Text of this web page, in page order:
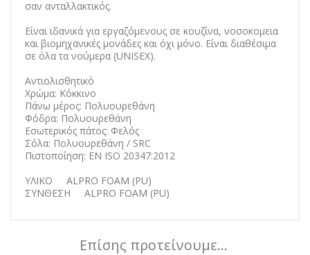
σαν ανταλλακτικός.
Είναι ιδανικά για εργαζόμενους σε κουζίνα, νοσοκομεια
και βιομηχανικές μονάδες και όχι μόνο. Είναι διαθέσιμα
σε όλα τα νούμερα (UNISEX).
Αντιολισθητικό
Χρώμα: Κόκκινο
Πάνω μέρος: Πολυουρεθάνη
Φόδρα: Πολυουρεθάνη
Εσωτερικός πάτος: Φελός
Σόλα: Πολυουρεθάνη / SRC
Πιστοποίηση: EN ISO 20347:2012
ΥΛΙΚΟ ALPRO FOAM (PU)
ΣΥΝΘΕΣΗ ALPRO FOAM (PU)
Επίσης προτείνουμε...